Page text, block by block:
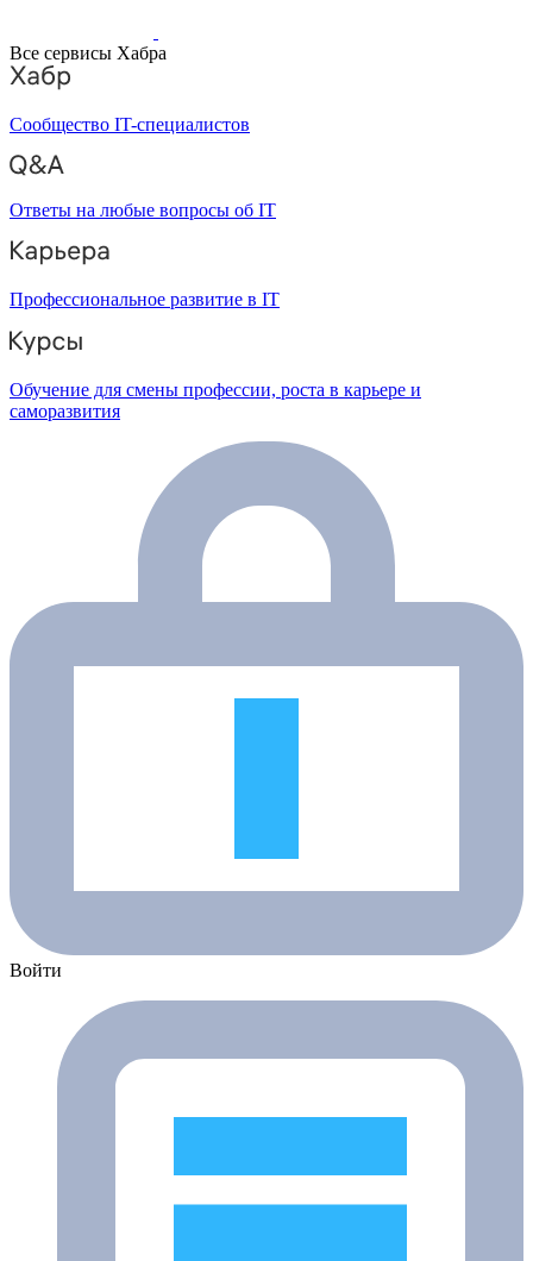
Все сервисы Хабра
Сообщество IT-специалистов
Ответы на любые вопросы об IT
Профессиональное развитие в IT
Обучение для смены профессии, роста в карьере и
саморазвития
Войти